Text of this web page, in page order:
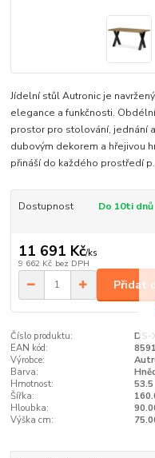
Jídelní stůl Autronic je
elegance a funkčnosti.
prostor pro stolování, jednání
dubovým dekorem a hřejivou
přináší do každého prostředí
Dostupnost Do 10ti dnů
11 691 Kč/ks
9 662 Kč bez DPH
Přidat
Číslo produktu:
DS-
EAN kód:
Výrobce:
Barva:
Hmotnost:
53.5
Šířka:
Hloubka:
Výška cm: